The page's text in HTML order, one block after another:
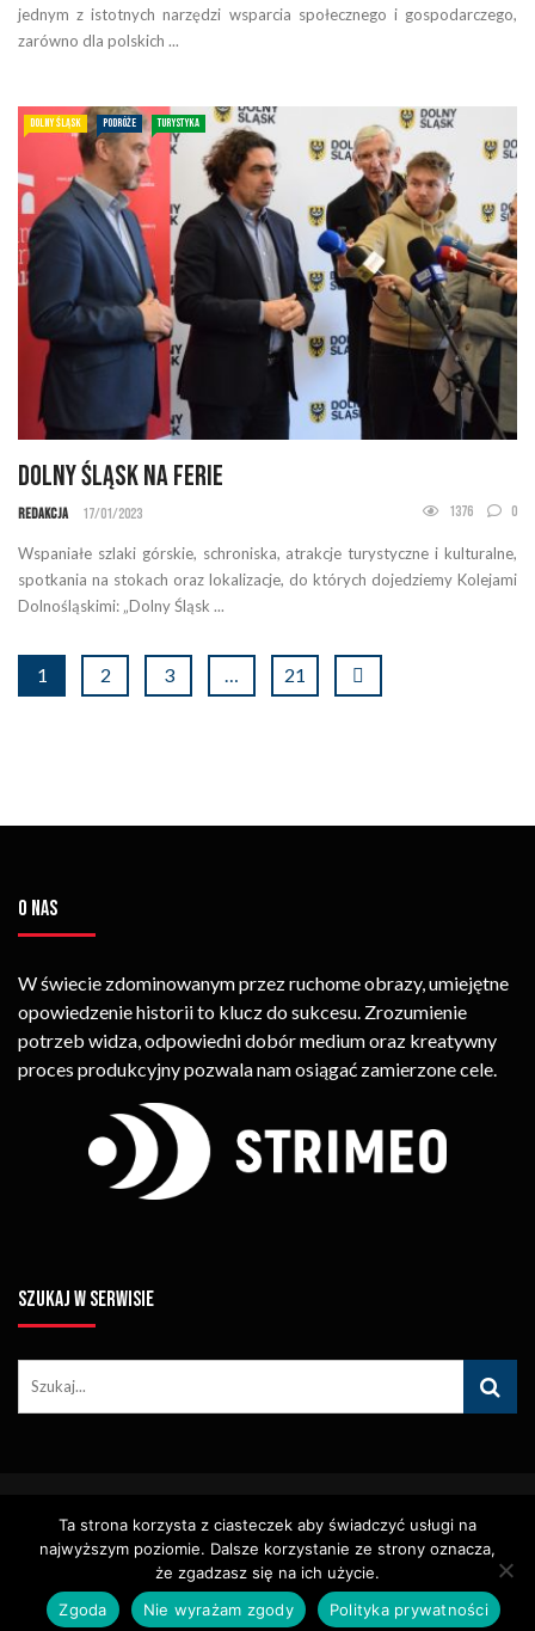
jednym z istotnych narzędzi wsparcia społecznego i gospodarczego,
zarówno dla polskich ...
DOLNY ŚLĄSK PODRÓŻE TURYSTYKA
Dolny Śląsk na ferie
Redakcja 17/01/2023 1376 0
Wspaniałe szlaki górskie, schroniska, atrakcje turystyczne i kulturalne,
spotkania na stokach oraz lokalizacje, do których dojedziemy Kolejami
Dolnośląskimi: „Dolny Śląsk ...
1 2 3 … 21
O NAS
W świecie zdominowanym przez ruchome obrazy, umiejętne
opowiedzenie historii to klucz do sukcesu. Zrozumienie
potrzeb widza, odpowiedni dobór medium oraz kreatywny
proces produkcyjny pozwala nam osiągać zamierzone cele.
SZUKAJ W SERWISIE
Tym Zdjęć, Materiałów Wideo) Bez Pisemnego Zezwolenia
Zabronione.
Identyfikacja Wizualna – Logotypy
Polityka Cookies
Polityka Prywatności
Polityka Wydawnicza
Kontakt
Ta strona korzysta z ciasteczek aby świadczyć usługi na
najwyższym poziomie. Dalsze korzystanie ze strony oznacza,
że zgadzasz się na ich użycie.
Zgoda
Nie wyrażam zgody Polityka prywatności